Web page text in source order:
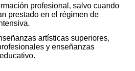
profesional, salvo cuando
prestado en el régimen de
artísticas superiores,
y enseñanzas